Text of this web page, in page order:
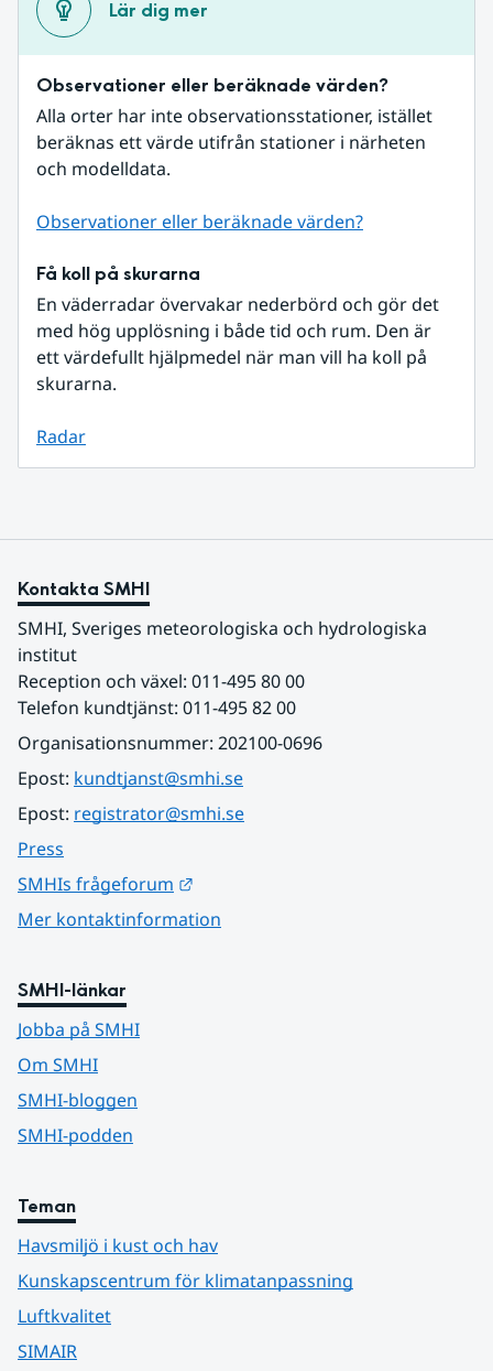
Lär dig mer
Observationer eller beräknade värden?
Alla orter har inte observationsstationer, istället
beräknas ett värde utifrån stationer i närheten
och modelldata.
Observationer eller beräknade värden?
Få koll på skurarna
En väderradar övervakar nederbörd och gör det
med hög upplösning i både tid och rum. Den är
ett värdefullt hjälpmedel när man vill ha koll på
skurarna.
Radar
Kontakta SMHI
SMHI, Sveriges meteorologiska och hydrologiska
institut
Reception och växel: 011-495 80 00
Telefon kundtjänst: 011-495 82 00
Organisationsnummer: 202100-0696
Epost: kundtjanst@smhi.se
Epost: registrator@smhi.se
Press
SMHIs frågeforum
Mer kontaktinformation
SMHI-länkar
Jobba på SMHI
Om SMHI
SMHI-bloggen
SMHI-podden
Teman
Havsmiljö i kust och hav
Kunskapscentrum för klimatanpassning
Luftkvalitet
SIMAIR